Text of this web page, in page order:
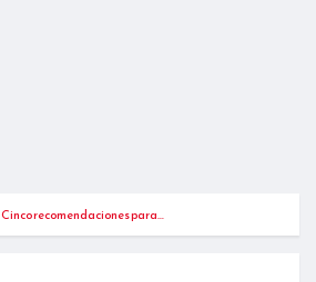
Cinco recomendaciones para…